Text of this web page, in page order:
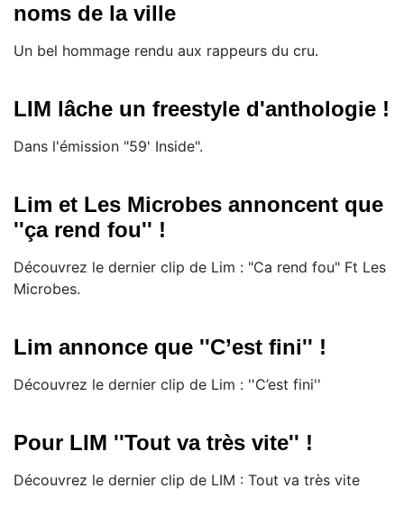
noms de la ville
Un bel hommage rendu aux rappeurs du cru.
LIM lâche un freestyle d'anthologie !
Dans l'émission "59' Inside".
Lim et Les Microbes annoncent que
''ça rend fou'' !
Découvrez le dernier clip de Lim : "Ca rend fou" Ft Les
Microbes.
Lim annonce que ''C’est fini'' !
Découvrez le dernier clip de Lim : ''C’est fini''
Pour LIM ''Tout va très vite'' !
Découvrez le dernier clip de LIM : Tout va très vite